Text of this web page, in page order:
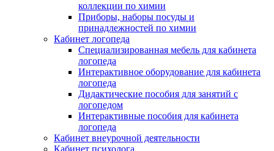
коллекции по химии
Приборы, наборы посуды и
принадлежностей по химии
Кабинет логопеда
Специализированная мебель для кабинета
логопеда
Интерактивное оборудование для кабинета
логопеда
Дидактические пособия для занятий с
логопедом
Интерактивные пособия для кабинета
логопеда
Кабинет внеурочной деятельности
Кабинет психолога